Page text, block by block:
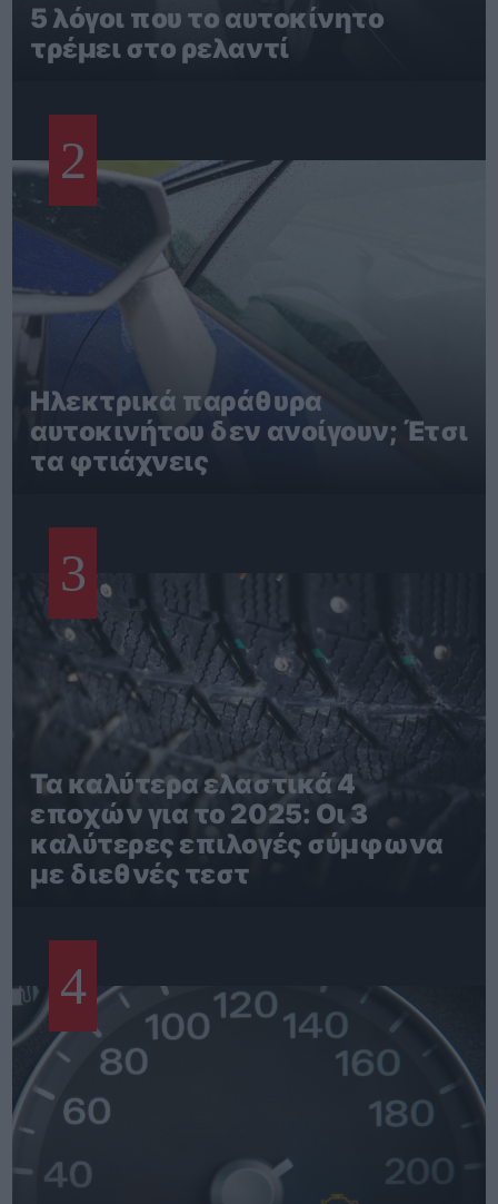
5 λόγοι που το αυτοκίνητο
τρέμει στο ρελαντί
2
Ηλεκτρικά παράθυρα
αυτοκινήτου δεν ανοίγουν; Έτσι
τα φτιάχνεις
3
Τα καλύτερα ελαστικά 4
εποχών για το 2025: Οι 3
καλύτερες επιλογές σύμφωνα
με διεθνές τεστ
4